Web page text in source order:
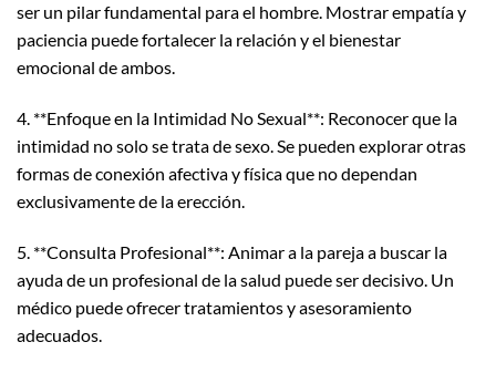
ser un pilar fundamental para el hombre. Mostrar empatía y
paciencia puede fortalecer la relación y el bienestar
emocional de ambos.
4. **Enfoque en la Intimidad No Sexual**: Reconocer que la
intimidad no solo se trata de sexo. Se pueden explorar otras
formas de conexión afectiva y física que no dependan
exclusivamente de la erección.
5. **Consulta Profesional**: Animar a la pareja a buscar la
ayuda de un profesional de la salud puede ser decisivo. Un
médico puede ofrecer tratamientos y asesoramiento
adecuados.